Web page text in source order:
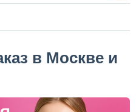
руб./штв Москве и